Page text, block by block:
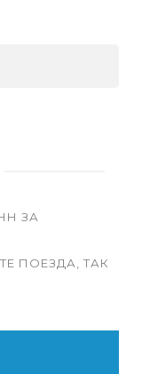
ЗА
ПОЕЗДА, ТАК